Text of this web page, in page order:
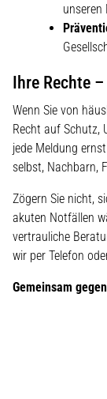
unseren
Ihre Rechte
Wenn Sie von
Recht auf Schutz,
jede Meldung
selbst, Nachbarn,
Zögern Sie nicht,
akuten Notfällen
vertrauliche
wir per Telefon
Gemeinsam